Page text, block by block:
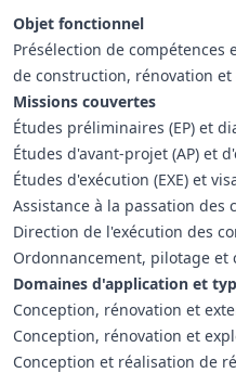
Objet fonctionnel
Présélection de
de construction, rénovation
Missions couvertes
Études préliminaires (EP) et
Études d'avant-projet (AP) et
Études d'exécution (EXE) et
Assistance à la passation des
Direction de l'exécution des
Ordonnancement, pilotage et
Domaines d'application et
Conception, rénovation et
Conception, rénovation et
Conception et réalisation de